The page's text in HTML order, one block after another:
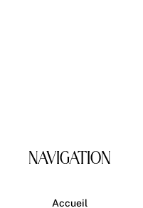
NAVIGATION
Accueil